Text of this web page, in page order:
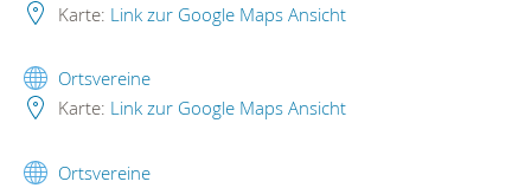
Karte: Link zur Google Maps Ansicht
Ortsvereine
Karte: Link zur Google Maps Ansicht
Ortsvereine